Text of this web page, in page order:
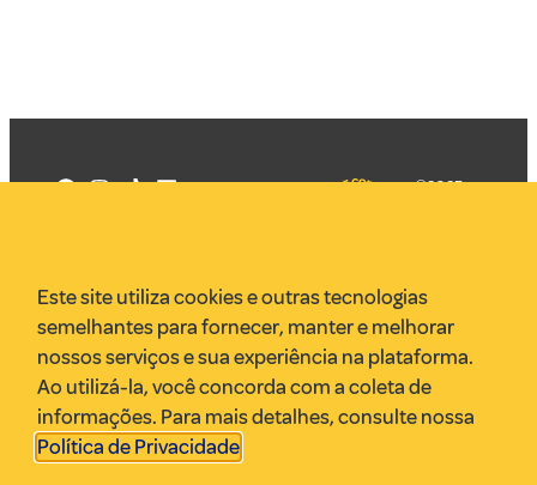
VR Assessoria
Parcerias
Envie uma pauta
Anuncie
©2025
Este site utiliza cookies e outras tecnologias
semelhantes para fornecer, manter e melhorar
nossos serviços e sua experiência na plataforma.
Ao utilizá-la, você concorda com a coleta de
informações. Para mais detalhes, consulte nossa
Política de Privacidade.